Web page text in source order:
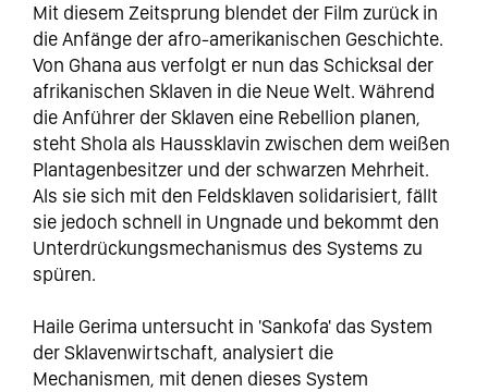
Mit diesem Zeitsprung blendet der Film zurück in
die Anfänge der afro-amerikanischen Geschichte.
Von Ghana aus verfolgt er nun das Schicksal der
afrikanischen Sklaven in die Neue Welt. Während
die Anführer der Sklaven eine Rebellion planen,
steht Shola als Haussklavin zwischen dem weißen
Plantagenbesitzer und der schwarzen Mehrheit.
Als sie sich mit den Feldsklaven solidarisiert, fällt
sie jedoch schnell in Ungnade und bekommt den
Unterdrückungsmechanismus des Systems zu
spüren.
Haile Gerima untersucht in 'Sankofa' das System
der Sklavenwirtschaft, analysiert die
Mechanismen, mit denen dieses System